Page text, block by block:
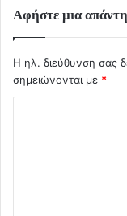
Αφήστε μια
Η ηλ. διεύθυνση σας
σημειώνονται με *